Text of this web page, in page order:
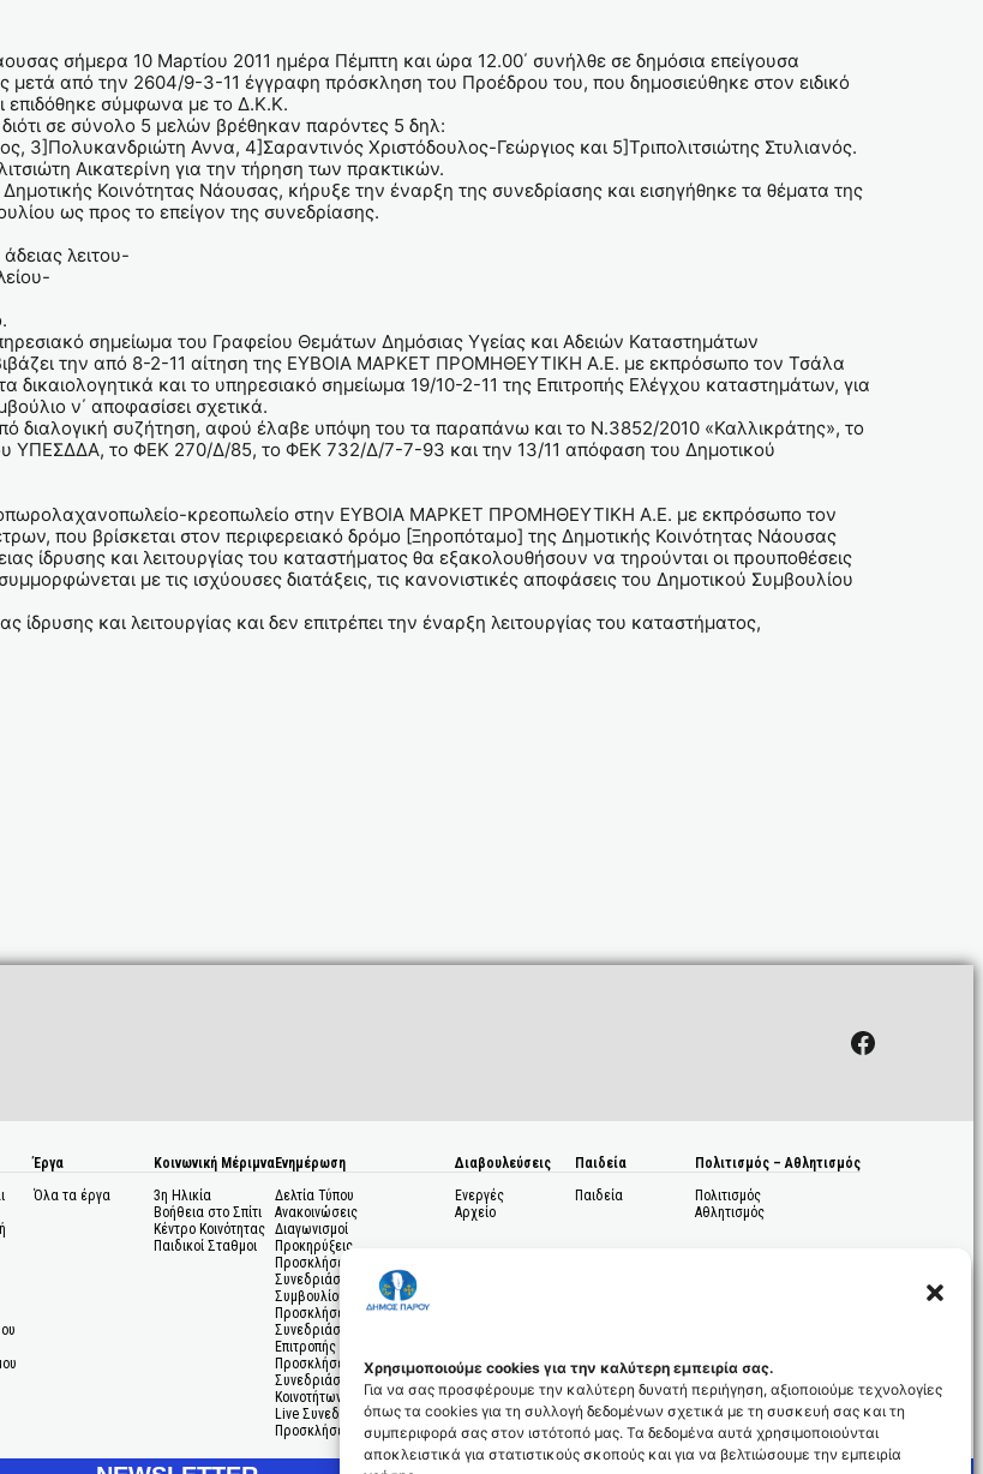
Χρησιμοποιούμε cookies για την καλύτερη εμπειρία σας.
Για να σας προσφέρουμε την καλύτερη δυνατή περιήγηση, αξιοποιούμε τεχνολογίες
όπως τα cookies για τη συλλογή δεδομένων σχετικά με τη συσκευή σας και τη
συμπεριφορά σας στον ιστότοπό μας. Τα δεδομένα αυτά χρησιμοποιούνται
αποκλειστικά για στατιστικούς σκοπούς και για να βελτιώσουμε την εμπειρία
σήμερα 10 Maρτίου 2011 ημέρα Πέμπτη και ώρα 12.00΄ συνήλθε σε δημόσια επείγουσα
μετά από την 2604/9-3-11 έγγραφη πρόσκληση του Προέδρου του, που δημοσιεύθηκε στον ειδικό
επιδόθηκε σύμφωνα με το Δ.Κ.Κ.
σε σύνολο 5 μελών βρέθηκαν παρόντες 5 δηλ:
3]Πολυκανδριώτη Αννα, 4]Σαραντινός Χριστόδουλος-Γεώργιος και 5]Τριπολιτσιώτης Στυλιανός.
Αικατερίνη για την τήρηση των πρακτικών.
Κοινότητας Νάουσας, κήρυξε την έναρξη της συνεδρίασης και εισηγήθηκε τα θέματα της
ως προς το επείγον της συνεδρίασης.
λειτου-
σημείωμα του Γραφείου Θεμάτων Δημόσιας Υγείας και Αδειών Καταστημάτων
την από 8-2-11 αίτηση της ΕΥΒΟΙΑ ΜΑΡΚΕΤ ΠΡΟΜΗΘΕΥΤΙΚΗ Α.Ε. με εκπρόσωπο τον Τσάλα
και το υπηρεσιακό σημείωμα 19/10-2-11 της Επιτροπής Ελέγχου καταστημάτων, για
ν΄ αποφασίσει σχετικά.
διαλογική συζήτηση, αφού έλαβε υπόψη του τα παραπάνω και το Ν.3852/2010 «Καλλικράτης», το
ΥΠΕΣΔΔΑ, το ΦΕΚ 270/Δ/85, το ΦΕΚ 732/Δ/7-7-93 και την 13/11 απόφαση του Δημοτικού
κρεοπωλείο στην ΕΥΒΟΙΑ ΜΑΡΚΕΤ ΠΡΟΜΗΘΕΥΤΙΚΗ Α.Ε. με εκπρόσωπο τον
που βρίσκεται στον περιφερειακό δρόμο [Ξηροπόταμο] της Δημοτικής Κοινότητας Νάουσας
ίδρυσης και λειτουργίας του καταστήματος θα εξακολουθήσουν να τηρούνται οι προυποθέσεις
με τις ισχύουσες διατάξεις, τις κανονιστικές αποφάσεις του Δημοτικού Συμβουλίου
και λειτουργίας και δεν επιτρέπει την έναρξη λειτουργίας του καταστήματος,
Facebook
Έργα
Όλα τα έργα
Κοινωνική Μέριμνα
3η Ηλικία
Βοήθεια στο Σπίτι
Κέντρο Κοινότητας
Παιδικοί Σταθμοι
Ενημέρωση
Δελτία Τύπου
Ανακοινώσεις
Διαγωνισμοί
Προκηρύξεις
Προσκλήσεις σε
Συνεδριάσεις Δημοτικού
Συμβουλίου
Προσκλήσεις σε
Συνεδριάσεις Δημοτικής
Επιτροπής
Προσκλήσεις σε
Συνεδριάσεις Δημοτικών
Κοινοτήτων
Live Συνεδριάσεις
Προσκλήσεις Ενδιαφέροντος
Διαβουλεύσεις
Ενεργές
Αρχείο
Παιδεία
Παιδεία
Πολιτισμός – Αθλητισμός
Πολιτισμός
Αθλητισμός